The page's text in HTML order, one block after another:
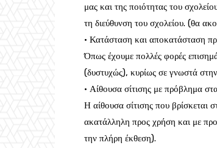
μας και της ποιότητας του
τη διεύθυνση του σχολείου. (θα
· Κατάσταση και αποκατάσταση
Όπως έχουμε πολλές φορές
(δυστυχώς), κυρίως σε γνωστά
· Αίθουσα σίτισης με πρόβλημα
Η αίθουσα σίτισης που βρίσκεται
ακατάλληλη προς χρήση και με
την πλήρη έκθεση).